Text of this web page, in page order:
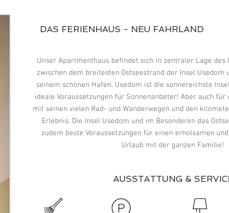
DAS FERIENHAUS - NEU FAHRLAND
Unser Apartmenthaus befindet sich in zentraler Lage des
zwischen dem breitesten Ostseestrand der Insel Usedom
seinem schönen Hafen. Usedom ist die sonnereichste
ideale Voraussetzungen für Sonnenanbeter! Aber auch
mit seinen vielen Rad- und Wanderwegen und den
Erlebnis. Die Insel Usedom und im Besonderen das
zudem beste Voraussetzungen für einen erholsamen
Urlaub mit der ganzen Familie!
AUSSTATTUNG &